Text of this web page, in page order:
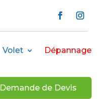
Volet Dépannage
Demande de Devis